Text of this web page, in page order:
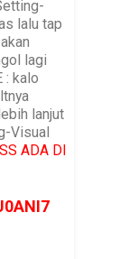
lalu tap
lagi
: kalo
lanjut
Visual
SS ADA DI